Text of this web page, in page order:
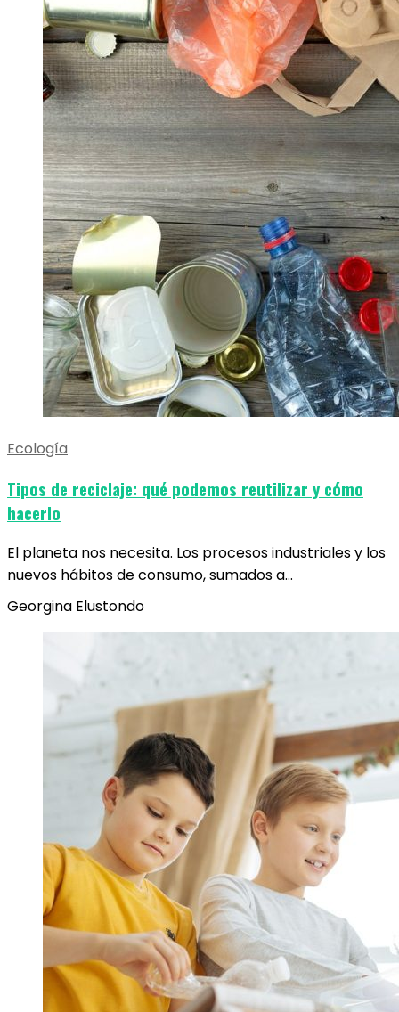
Ecología
Tipos de reciclaje: qué podemos reutilizar y cómo
hacerlo
El planeta nos necesita. Los procesos industriales y los
nuevos hábitos de consumo, sumados a…
Georgina Elustondo